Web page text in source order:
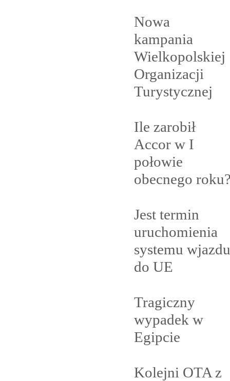
Nowa
kampania
Wielkopolskiej
Organizacji
Turystycznej
Ile zarobił
Accor w I
połowie
obecnego
Jest termin
uruchomienia
systemu wjazdu
do UE
Tragiczny
wypadek w
Egipcie
Kolejni OTA z